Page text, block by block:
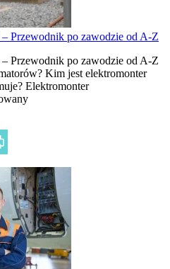
Przewodnik po zawodzie od A-Z
Przewodnik po zawodzie od A-Z
Kim jest elektromonter
Elektromonter